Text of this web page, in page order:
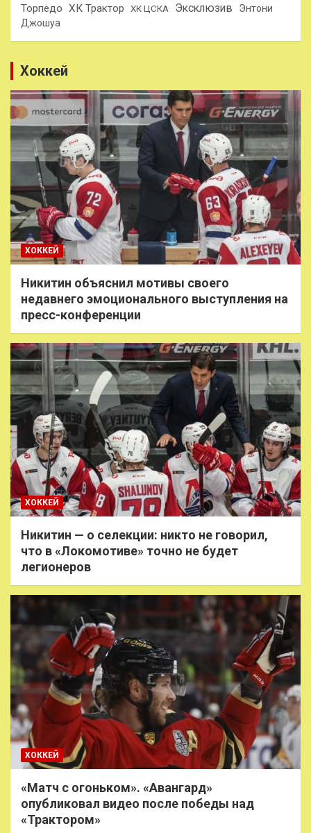
Торпедо ХК Трактор ХК ЦСКА Эксклюзив
Энтони
Джошуа
Хоккей
ХОККЕЙ
Никитин объяснил мотивы своего
недавнего эмоционального выступления на
пресс-конференции
ХОККЕЙ
Никитин — о селекции: никто не говорил,
что в «Локомотиве» точно не будет
легионеров
ХОККЕЙ
«Матч с огоньком». «Авангард»
опубликовал видео после победы над
«Трактором»